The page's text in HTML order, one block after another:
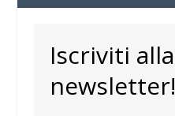
Iscriviti alla
newsletter!